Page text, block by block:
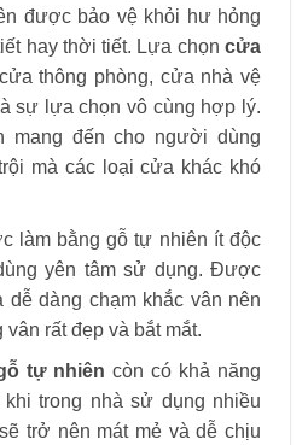
được bảo vệ khỏi hư hỏng
hay thời tiết. Lựa chọn cửa
thông phòng, cửa nhà vệ
sự lựa chọn vô cùng hợp lý.
mang đến cho người dùng
mà các loại cửa khác khó
làm bằng gỗ tự nhiên ít độc
yên tâm sử dụng. Được
dễ dàng chạm khắc vân nên
rất đẹp và bắt mắt.
tự nhiên còn có khả năng
trong nhà sử dụng nhiều
trở nên mát mẻ và dễ chịu